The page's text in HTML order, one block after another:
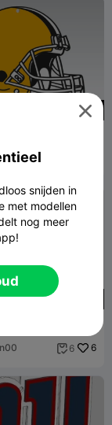
50
Buccaneers. in
kleur te kunnen
 6 6

snijden in
met modellen
nog meer